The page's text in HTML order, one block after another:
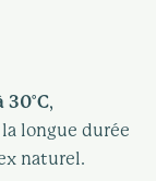
30°C,
longue durée
naturel.